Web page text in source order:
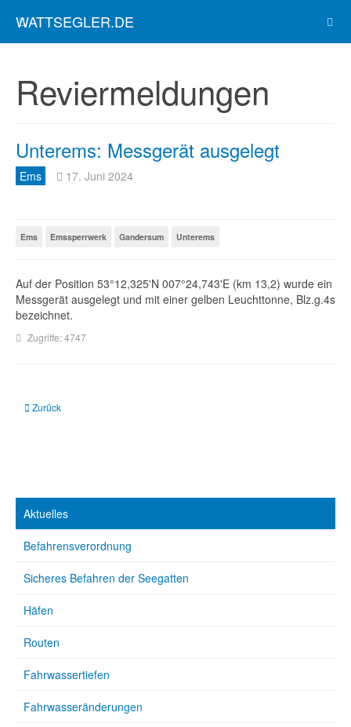
WATTSEGLER.DE
Reviermeldungen
Unterems: Messgerät ausgelegt
Ems 17. Juni 2024
Ems Emssperrwerk Gandersum Unterems
Auf der Position 53°12,325'N 007°24,743'E (km 13,2) wurde ein
Messgerät ausgelegt und mit einer gelben Leuchttonne, Blz.g.4s
bezeichnet.
Zugriffe: 4747
Vorheriger Beitrag: Dukegat: Sperrgebiet mit Stahlstangen
Zurück
Aktuelles
Befahrensverordnung
Sicheres Befahren der Seegatten
Häfen
Routen
Fahrwassertiefen
Fahrwasseränderungen